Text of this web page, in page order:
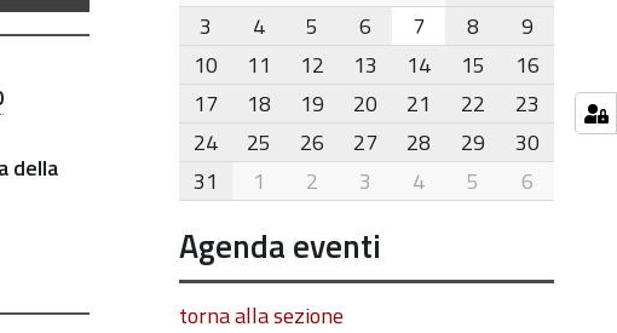
della
8 3
4 5 6 7 8
9
10
11 12 13 14 15
16
17
18 19 20 21 22
23
24
25 26 27 28 29
30
31
1 2 3 4 5 6
Agenda eventi
torna alla sezione